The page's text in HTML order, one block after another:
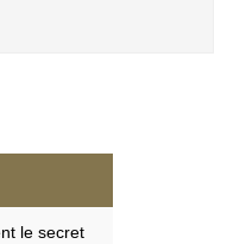
le secret